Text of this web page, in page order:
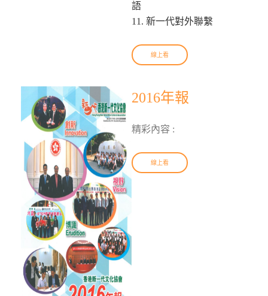
語
11. 新一代對外聯繫
線上看
2016年報
精彩內容 :
線上看